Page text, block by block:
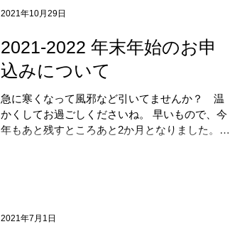
2021-2022 年末年始のお申
込みについて
急に寒くなって風邪など引いてませんか？ 温
かくしてお過ごしくださいね。 早いもので、今
年もあと残すところあと2か月となりました。
2021年10月29日
2021年7月1日